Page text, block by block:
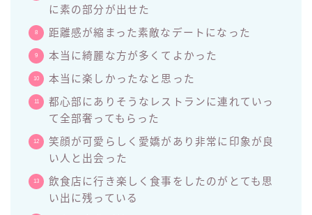
に素の部分が出せた
距離感が縮まった素敵なデートになった
本当に綺麗な方が多くてよかった
本当に楽しかったなと思った
都心部にありそうなレストランに連れていっ
て全部奢ってもらった
笑顔が可愛らしく愛嬌があり非常に印象が良
い人と出会った
飲食店に行き楽しく食事をしたのがとても思
い出に残っている